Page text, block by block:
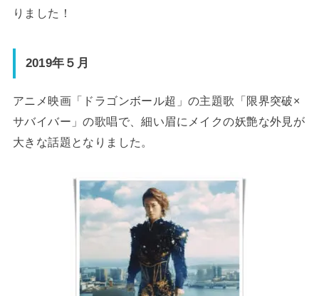
りました！
2019年５月
アニメ映画「ドラゴンボール超」の主題歌「限界突破×
サバイバー」の歌唱で、細い眉にメイクの妖艶な外見が
大きな話題となりました。